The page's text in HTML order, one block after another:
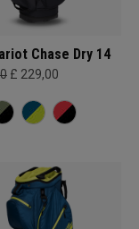
Chase Dry 14
£ 229,00